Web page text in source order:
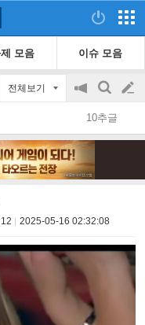
모음 이슈 모음
전체보기
공
지
on/off
검
색
글
쓰
10추글
12 2025-05-16 02:32:08